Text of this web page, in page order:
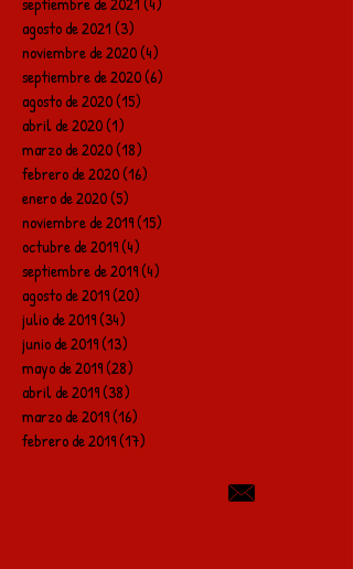
agosto de 2021(3)
noviembre de 2020(4)
septiembre de 2020(6)
agosto de 2020(15)
abril de 2020(1)
marzo de 2020(18)
febrero de 2020(16)
enero de 2020(5)
noviembre de 2019(15)
octubre de 2019(4)
septiembre de 2019(4)
agosto de 2019(20)
julio de 2019(34)
junio de 2019(13)
mayo de 2019(28)
abril de 2019(38)
marzo de 2019(16)
febrero de 2019(17)